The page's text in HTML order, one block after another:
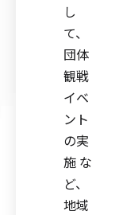
し
て、
団体
観戦
イベ
ント
の実
施 な
ど、
地域